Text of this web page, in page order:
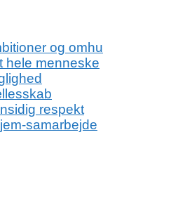
og omhu
hele menneske
respekt
samarbejde